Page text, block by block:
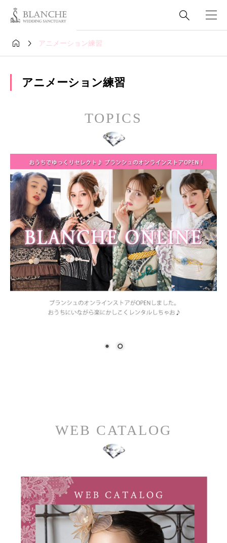

  アニメーション練習
アニメーション練習
TOPICS
WEB CATALOG